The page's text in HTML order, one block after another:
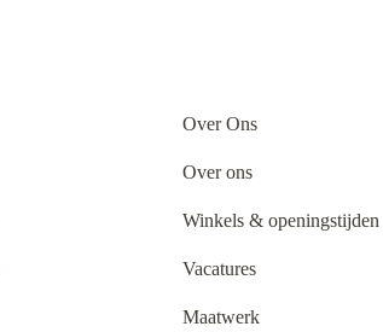
Over Ons
Over ons
Winkels & openingstijden
Vacatures
Maatwerk